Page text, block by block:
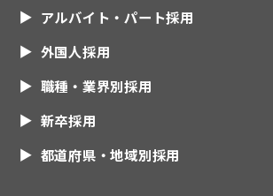
アルバイト・パート採用
外国人採用
職種・業界別採用
新卒採用
都道府県・地域別採用